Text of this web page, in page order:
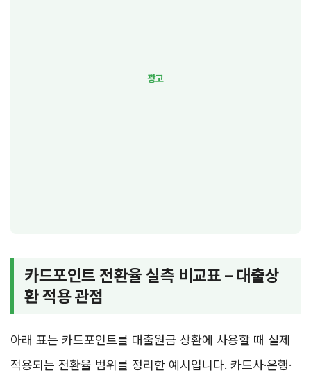
카드포인트 전환율 실측 비교표 – 대출상
환 적용 관점
아래 표는 카드포인트를 대출원금 상환에 사용할 때 실제
적용되는 전환율 범위를 정리한 예시입니다. 카드사·은행·